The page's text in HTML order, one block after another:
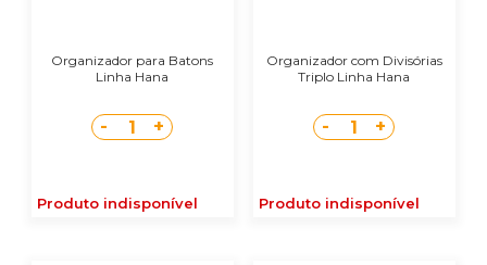
Organizador para Batons
Linha Hana
- 1 +
Produto indisponível
Organizador com Divisórias
Triplo Linha Hana
- 1 +
Produto indisponível